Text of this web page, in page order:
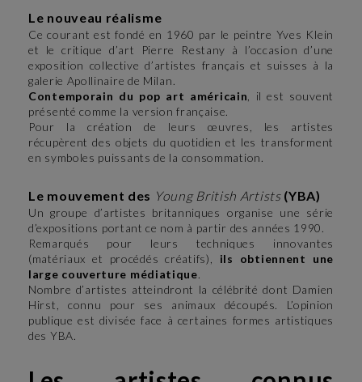
Le nouveau réalisme
Ce courant est fondé en 1960 par le peintre Yves Klein
et le critique d’art Pierre Restany à l’occasion d’une
exposition collective d’artistes français et suisses à la
galerie Apollinaire de Milan.
Contemporain du pop art américain , il est souvent
présenté comme la version française.
Pour la création de leurs œuvres, les artistes
récupèrent des objets du quotidien et les transforment
en symboles puissants de la consommation.
Le mouvement des Young British Artists(YBA)
Un groupe d’artistes britanniques organise une série
d’expositions portant ce nom à partir des années 1990.
Remarqués pour leurs techniques innovantes
(matériaux et procédés créatifs), ils obtiennent une
large couverture médiatique.
Nombre d’artistes atteindront la célébrité dont Damien
Hirst, connu pour ses animaux découpés. L’opinion
publique est divisée face à certaines formes artistiques
des YBA.